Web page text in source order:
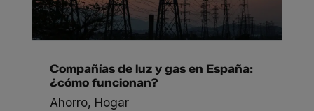
Compañías de luz y gas en España:
¿cómo funcionan?
Ahorro, Hogar